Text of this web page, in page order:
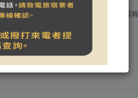
…」由城門砌起的繁盛台南，逐漸模
無線網路(免費)